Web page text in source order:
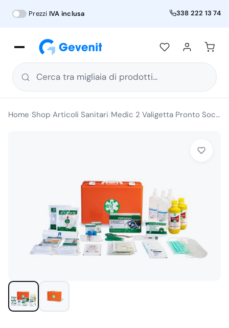
Prezzi IVA inclusa 338 222 13 74
Cerca tra migliaia di prodotti...
Home Shop Articoli Sanitari Medic 2 Valigetta Pronto Soccorso Fissaggio a Parete All. 1 da 3 Lavoratori